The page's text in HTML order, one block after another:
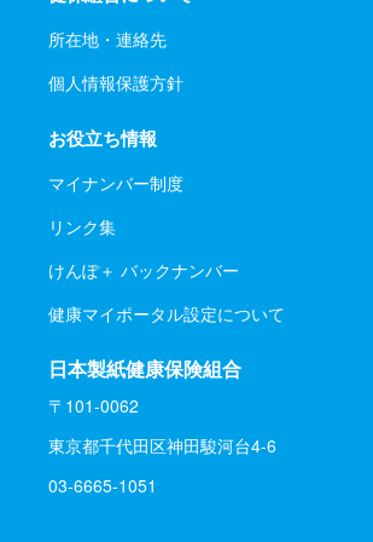
所在地・連絡先
個人情報保護方針
お役立ち情報
マイナンバー制度
リンク集
けんぽ＋ バックナンバー
健康マイポータル設定について
日本製紙健康保険組合
〒101-0062
東京都千代田区神田駿河台4-6
03-6665-1051